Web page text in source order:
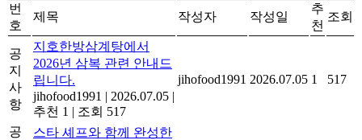
번
호
제목 작성자 작성일
추
천
조회
공
지
사
항
지호한방삼계탕에서
2026년 삼복 관련 안내드
립니다.
jihofood1991 | 2026.07.05 |
추천 1 | 조회 517
jihofood1991 2026.07.05 1 517
공
스타 셰프와 함께 완성한